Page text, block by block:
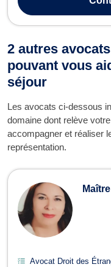
erreur médical ou agres...
2 autres
pouvant vous
séjour
Les avocats ci-dessous
domaine dont relève
accompagner et réaliser
représentation.
Avocat Droit des